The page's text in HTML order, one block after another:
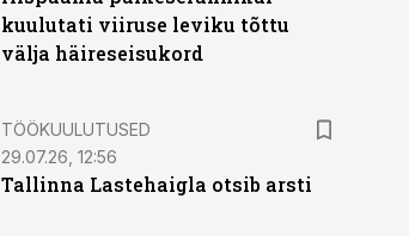
kuulutati viiruse leviku tõttu
välja häireseisukord
ST
TÖÖKUULUTUSED
29.07.26, 12:56
Tallinna Lastehaigla otsib arsti